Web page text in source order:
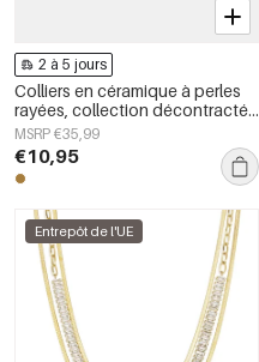
2 à 5 jours
Colliers en céramique à perles
rayées, collection décontractée
et simple pour femmes
MSRP €35,99
€10,95
Entrepôt de l'UE